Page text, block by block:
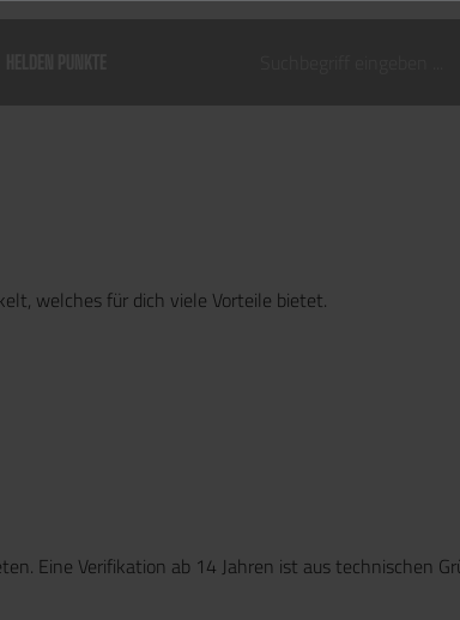
welches für dich viele Vorteile bietet.
Eine Verifikation ab 14 Jahren ist aus technischen